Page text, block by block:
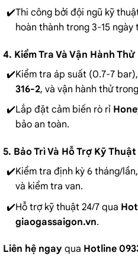
Thi công bởi đội ngũ kỹ
hoàn thành trong 3-15 ngày
4. Kiểm Tra Và Vận Hành Thử
Kiểm tra áp suất (0.7-7
316-2, và vận hành thử
Lắp đặt cảm biến rò rỉ
bảo an toàn.
5. Bảo Trì Và Hỗ Trợ Kỹ Thuật
Kiểm tra định kỳ 6 tháng/
và kiểm tra van.
Hỗ trợ kỹ thuật 24/7 qua
giaogassaigon.vn.
Liên hệ ngay qua Hotline